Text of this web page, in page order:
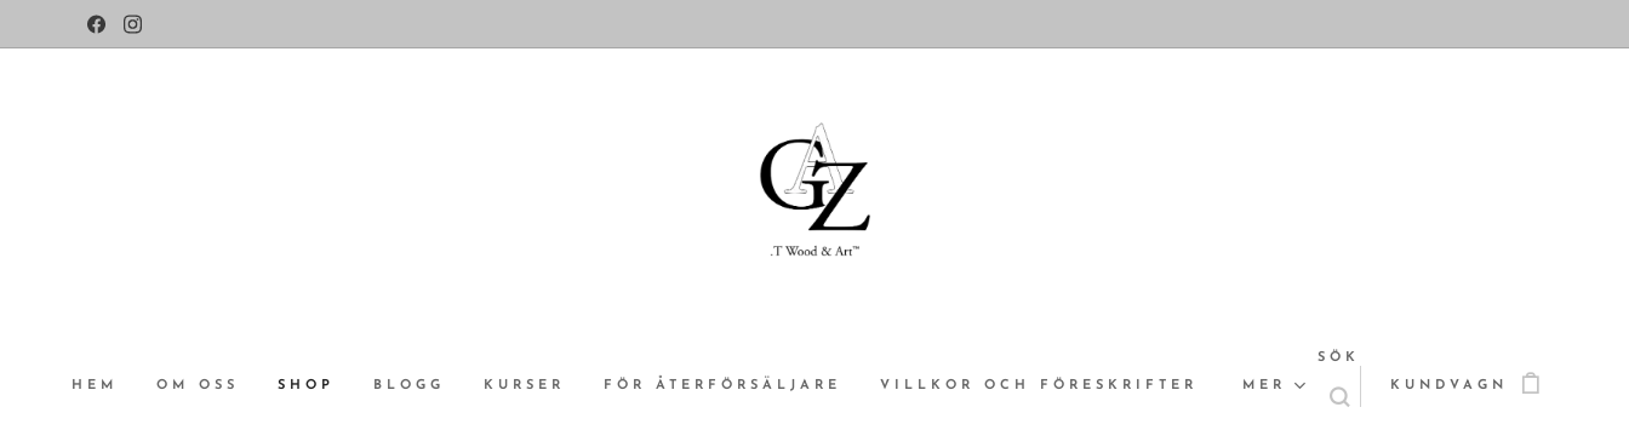
HEM OM OSS SHOP BLOGG KURSER FÖR ÅTERFÖRSÄLJARE VILLKOR OCH FÖRESKRIFTER MER
SÖK
KUNDVAGN